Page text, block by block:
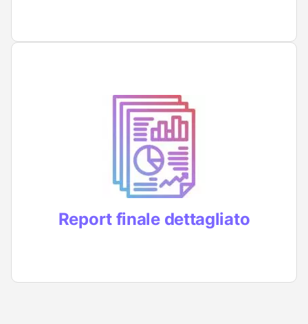
Report finale dettagliato
Riceverai un report dettagliato e chiaro su
ciò che abbiamo rilevato